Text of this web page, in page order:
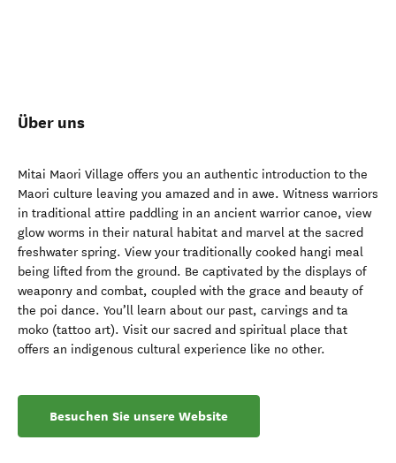
Über uns
Mitai Maori Village offers you an authentic introduction to the
Maori culture leaving you amazed and in awe. Witness warriors
in traditional attire paddling in an ancient warrior canoe, view
glow worms in their natural habitat and marvel at the sacred
freshwater spring. View your traditionally cooked hangi meal
being lifted from the ground. Be captivated by the displays of
weaponry and combat, coupled with the grace and beauty of
the poi dance. You’ll learn about our past, carvings and ta
moko (tattoo art). Visit our sacred and spiritual place that
offers an indigenous cultural experience like no other.
Besuchen Sie unsere Website